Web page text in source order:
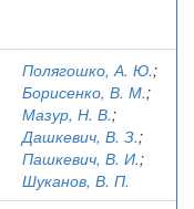
Полягошко, А. Ю.;
Борисенко, В. М.;
Мазур, Н. В.;
Дашкевич, В. З.;
Пашкевич, В. И.;
Шуканов, В. П.